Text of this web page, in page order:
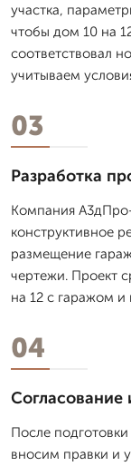
участка,
чтобы дом 10 на
соответствовал
учитываем
03
Разработка
Компания А3дПро-
конструктивное
размещение
чертежи. Проект
на 12 с гаражом и
04
Согласование
После
вносим правки и